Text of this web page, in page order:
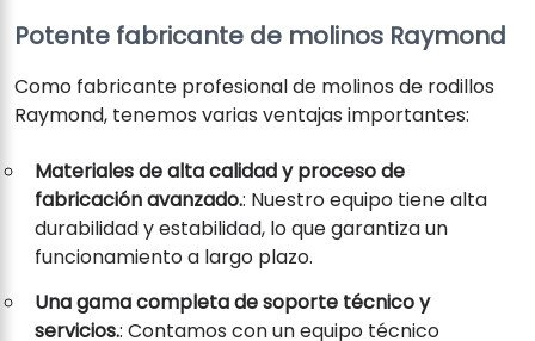
Potente fabricante de molinos Raymond
Como fabricante profesional de molinos de rodillos
Raymond, tenemos varias ventajas importantes:
Materiales de alta calidad y proceso de
fabricación avanzado.: Nuestro equipo tiene alta
durabilidad y estabilidad, lo que garantiza un
funcionamiento a largo plazo.
Una gama completa de soporte técnico y
servicios.: Contamos con un equipo técnico